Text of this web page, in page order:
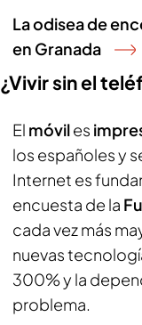
La odisea de
en Granada
¿Vivir sin el
El móviles
los españoles y
Internet es
encuesta de la
cada vez más
nuevas
300% y la
problema.